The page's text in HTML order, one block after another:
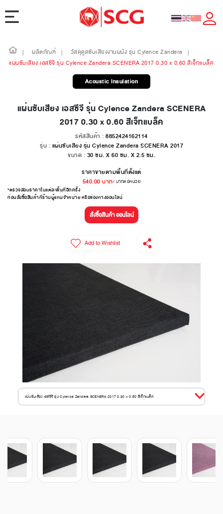
| ผลิตภัณฑ์ | วัสดุดูดซับเสียงงานผนัง รุ่น Cylence Zandera
|
แผ่นซับเสียง เอสซีจี รุ่น Cylence Zandera SCENERA 2017 0.30 x 0.60 สีเจ็ทแบล็ค
Acoustic Insulation
แผ่นซับเสียง เอสซีจี รุ่น Cylence Zandera SCENERA
2017 0.30 x 0.60 สีเจ็ทแบล็ค
รหัสสินค้า : 8852424162114
รุ่น : แผ่นซับเสียง รุ่น Cylence Zandera SCENERA 2017
ขนาด : 30 ซม. X 60 ซม. X 2.5 ซม.
ราคาขายตามพื้นที่ตั้งแต่
540.00 บาท/ บาทต่อหน่วย
*ตรวจสอบราคาในแต่ละพื้นที่อีกครั้ง
ก่อนสั่งซื้อสินค้าที่ร้านผู้แทนจำหน่าย หรือช่องทางออนไลน์
สั่งซื้อสินค้า ออนไลน์
Add to Wishlist
แผ่นซับเสียง เอสซีจี รุ่น Cylence Zandera SCENERA 2017 0.30 x 0.60 สีเจ็ทแบล็ค